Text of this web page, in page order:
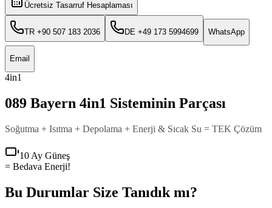
Ücretsiz Tasarruf Hesaplaması
TR +90 507 183 2036 DE +49 173 5994699 WhatsApp
Email
4in1
089 Bayern 4in1 Sisteminin Parçası
Soğutma + Isıtma + Depolama + Enerji & Sıcak Su = TEK Çözüm
10 Ay Güneş
= Bedava Enerji!
Bu Durumlar Size Tanıdık mı?